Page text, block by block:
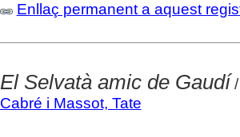
Enllaç permanent a aquest
El Selvatà amic de Gaudí
Cabré i Massot, Tate